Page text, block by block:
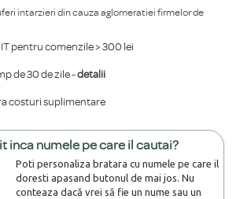
intarzieri din cauza aglomeratiei firmelor de
pentru comenzile > 300 lei
de 30 de zile -detalii
costuri suplimentare
inca numele pe care il cautai?
Poti personaliza bratara cu numele pe care il
doresti apasand butonul de mai jos. Nu
conteaza dacă vrei să fie un nume sau un